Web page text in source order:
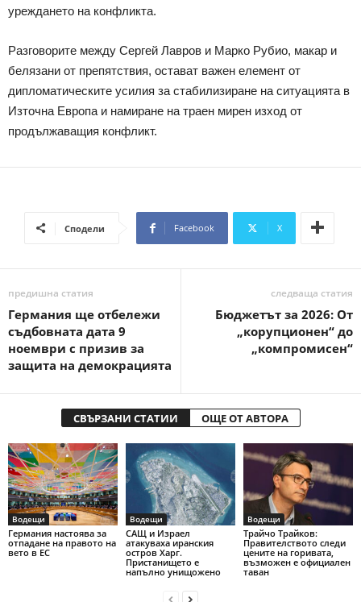
уреждането на конфликта.
Разговорите между Сергей Лавров и Марко Рубио, макар и
белязани от препятствия, остават важен елемент от
дипломатическите усилия за стабилизиране на ситуацията в
Източна Европа и намиране на траен мирен изход от
продължаващия конфликт.
Сподели Facebook X
предишна статия
Германия ще отбележи
съдбовната дата 9
ноември с призив за
защита на демокрацията
следваща статия
Бюджетът за 2026: От
„корупционен“ до
„компромисен“
СВЪРЗАНИ СТАТИИ ОЩЕ ОТ АВТОРА
Водещи
Германия настоява за
отпадане на правото на
вето в ЕС
Водещи
САЩ и Израел
атакуваха иранския
остров Харг.
Пристанището е
напълно унищожено
Водещи
Трайчо Трайков:
Правителството следи
цените на горивата,
възможен е официален
таван